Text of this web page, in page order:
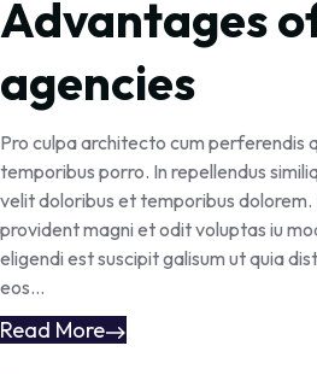
Advantages
agencies
Pro culpa architecto cum perferendis
temporibus porro. In repellendus
velit doloribus et temporibus dolorem.
provident magni et odit voluptas iu
eligendi est suscipit galisum ut quia
eos...
Read More